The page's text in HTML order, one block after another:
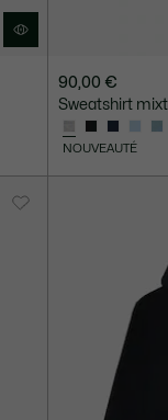
90,00 €
Sweatshirt
NOUVEAUTÉ